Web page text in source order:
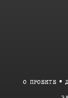
О ПРОЕКТЕ